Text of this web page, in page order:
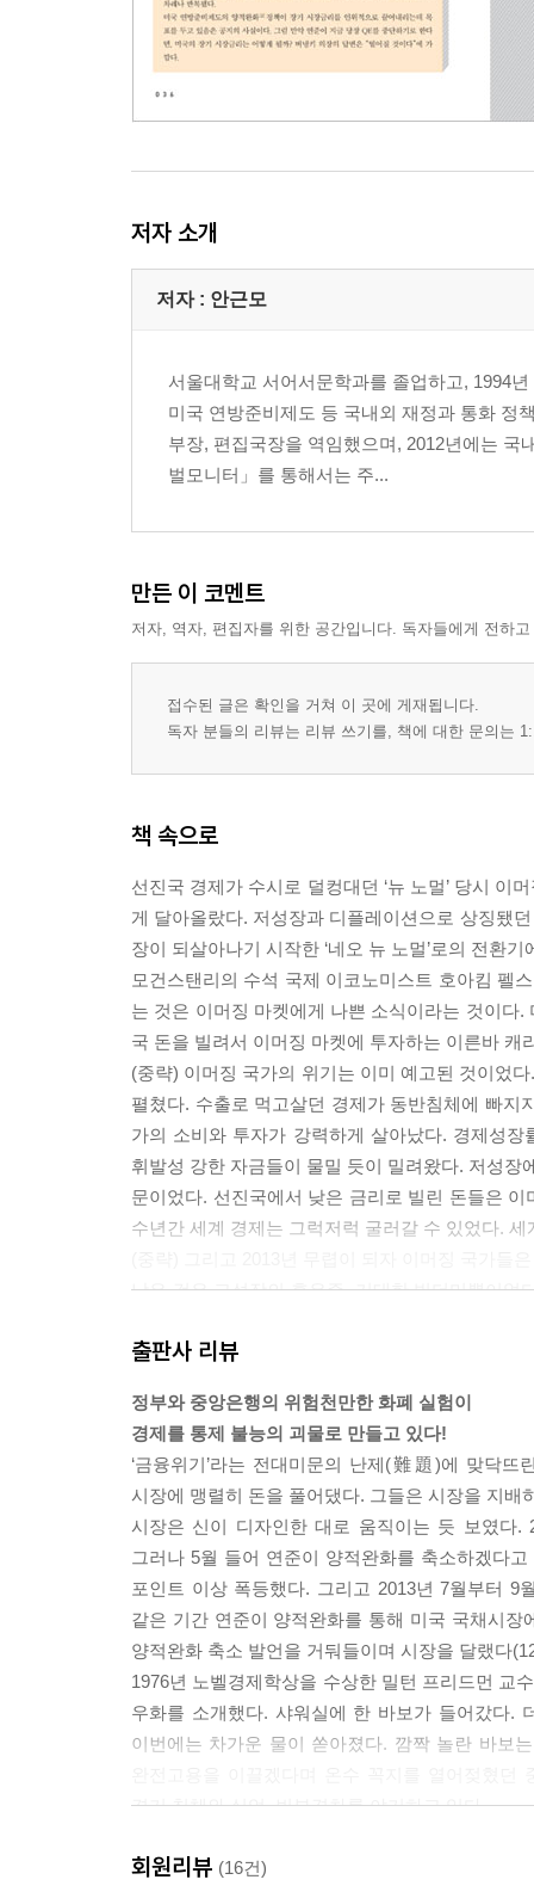
저자 소개
저자 : 안근모
서울대학교 서어서문학과를 졸업하고, 1994
미국 연방준비제도 등 국내외 재정과 통화 정
부장, 편집국장을 역임했으며, 2012년에는
벌모니터」를 통해서는 주...
만든 이 코멘트
저자, 역자, 편집자를 위한 공간입니다. 독자들에게 전하
접수된 글은 확인을 거쳐 이 곳에 게재됩니다.
독자 분들의 리뷰는 리뷰 쓰기를, 책에 대한 문의는
책 속으로
선진국 경제가 수시로 덜컹대던 ‘뉴 노멀’ 당시
게 달아올랐다. 저성장과 디플레이션으로 상징됐
장이 되살아나기 시작한 ‘네오 뉴 노멀’로의 전환
모건스탠리의 수석 국제 이코노미스트 호아킴 펠
는 것은 이머징 마켓에게 나쁜 소식이라는 것이다
국 돈을 빌려서 이머징 마켓에 투자하는 이른바 캐
(중략) 이머징 국가의 위기는 이미 예고된 것이었
펼쳤다. 수출로 먹고살던 경제가 동반침체에 빠
가의 소비와 투자가 강력하게 살아났다. 경제성
휘발성 강한 자금들이 물밀 듯이 밀려왔다. 저성
문이었다. 선진국에서 낮은 금리로 빌린 돈들은
수년간 세계 경제는 그럭저럭 굴러갈 수 있었다.
남은 것은 고성장의 후유증, 거대한 빚더미뿐이
모니를 차지할 것이라는 생각은 착각에 불과했다
2011년, 폴 그루그먼 프린스턴대학 교수는 CNN
하자. 그러면 이에 대응하기 위한 방대한 준비가
이렇게 해서 재정 지출을 대폭 늘리면 불황을 18
는 없다.”
1990년대 말의 Y2K 소동이나, 2000년대 초의 ‘이
을 강조하기 위한 것이었다. 미국의 대공황 극복
그의 저서 『고용, 이자 및 화폐에 관한 일반이론
“정부가 빈 병에다가 지폐를 잔뜩 채워 넣은 뒤 이
간기업에게 그 땅을 임대해 주고 지폐가 들어 있
과 부(富)는 지금보다 훨씬 큰 규모로 증가하게 된다
크루그먼 교수의 ‘외계인 침공 위협’은 이런 아
일반적으로 물가와 고용은 상충하는 관계에 있다.
출판사 리뷰
정부와 중앙은행의 위험천만한 화폐 실험이
경제를 통제 불능의 괴물로 만들고 있다!
‘금융위기’라는 전대미문의 난제(難題)에 맞닥
시장에 맹렬히 돈을 풀어댔다. 그들은 시장을 지
시장은 신이 디자인한 대로 움직이는 듯 보였다
그러나 5월 들어 연준이 양적완화를 축소하겠다
포인트 이상 폭등했다. 그리고 2013년 7월부터
같은 기간 연준이 양적완화를 통해 미국 국채시
양적완화 축소 발언을 거둬들이며 시장을 달랬다
1976년 노벨경제학상을 수상한 밀턴 프리드먼 교
우화를 소개했다. 샤워실에 한 바보가 들어갔다.
이번에는 차가운 물이 쏟아졌다. 깜짝 놀란 바보
경기 침체와 실업, 빈부격차를 야기하고 있다.
수 있다고 자신했으며, 모든 것을 해야만 한다
회원리뷰 (16건)